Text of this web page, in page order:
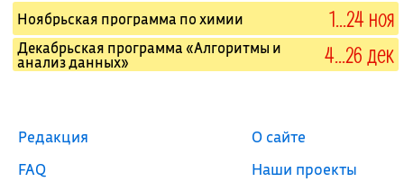
Ноябрьская программа по химии 1...24 ноя
Декабрьская программа «Алгоритмы и
анализ данных» 4...26 дек
Редакция
FAQ
О сайте
Наши проекты